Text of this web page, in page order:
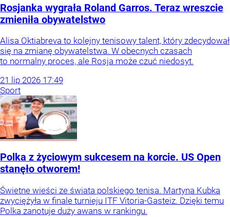
Rosjanka wygrała Roland Garros. Teraz wreszcie
zmieniła obywatelstwo
Alisa Oktiabreva to kolejny tenisowy talent, który zdecydował
się na zmianę obywatelstwa. W obecnych czasach
to normalny proces, ale Rosja może czuć niedosyt.
21 lip 2026 17:49
Sport
Polka z życiowym sukcesem na korcie. US Open
stanęło otworem!
Świetne wieści ze świata polskiego tenisa. Martyna Kubka
zwyciężyła w finale turnieju ITF Vitoria-Gasteiz. Dzięki temu
Polka zanotuje duży awans w rankingu.